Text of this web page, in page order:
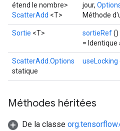
étend le nombre>
ScatterAdd <T>
jour,
Méthode
Sortie <T> sortieRef()
= Identique
ScatterAdd.Options
statique
useLocking
Méthodes héritées
De la classe